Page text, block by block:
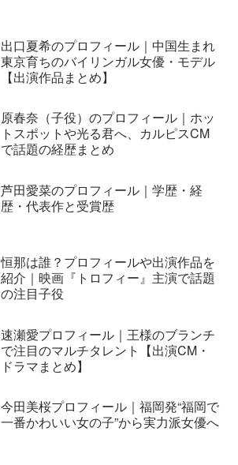
出口夏希のプロフィール｜中国生まれ
東京育ちのバイリンガル女優・モデル
【出演作品まとめ】
原春奈（子役）のプロフィール｜ホッ
トスポットや光る君へ、カルピスCM
で話題の経歴まとめ
芦田愛菜のプロフィール｜学歴・経
歴・代表作と受賞歴
恒那は誰？プロフィールや出演作品を
紹介｜映画『トロフィー』主演で話題
の注目子役
速瀬愛プロフィール｜王様のブランチ
で注目のマルチタレント【出演CM・
ドラマまとめ】
今田美桜プロフィール｜福岡発“福岡で
一番かわいい女の子”から実力派女優へ